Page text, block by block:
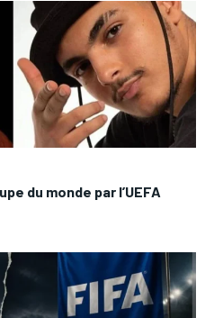
du monde par l’UEFA